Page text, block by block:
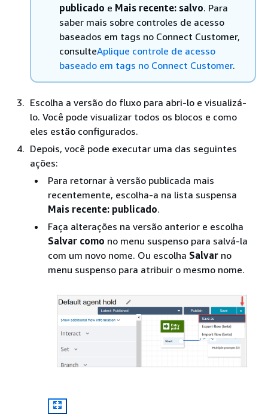
publicado e Mais recente: salvo. Para
saber mais sobre controles de acesso
baseados em tags no Connect Customer,
consulteAplique controle de acesso
baseado em tags no Connect Customer.
Escolha a versão do fluxo para abri-lo e visualizá-
lo. Você pode visualizar todos os blocos e como
eles estão configurados.
Depois, você pode executar uma das seguintes
ações:
Para retornar à versão publicada mais
recentemente, escolha-a na lista suspensa
Mais recente: publicado.
Faça alterações na versão anterior e escolha
Salvar como no menu suspenso para salvá-la
com um novo nome. Ou escolha Salvar no
menu suspenso para atribuir o mesmo nome.